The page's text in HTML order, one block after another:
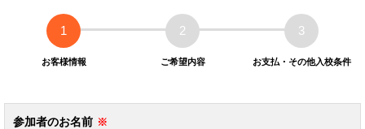
1
お客様情報
2
ご希望内容
3
お支払・その他入校条件
参加者のお名前